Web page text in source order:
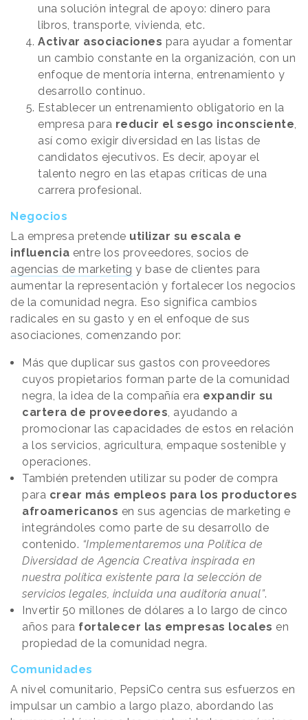
una solución integral de apoyo: dinero para
libros, transporte, vivienda, etc.
Activar asociaciones para ayudar a fomentar
un cambio constante en la organización, con un
enfoque de mentoría interna, entrenamiento y
desarrollo continuo.
Establecer un entrenamiento obligatorio en la
empresa para reducir el sesgo inconsciente,
así como exigir diversidad en las listas de
candidatos ejecutivos. Es decir, apoyar el
talento negro en las etapas críticas de una
carrera profesional.
Negocios
La empresa pretende utilizar su escala e
influencia entre los proveedores, socios de
agencias de marketing y base de clientes para
aumentar la representación y fortalecer los negocios
de la comunidad negra. Eso significa cambios
radicales en su gasto y en el enfoque de sus
asociaciones, comenzando por:
Más que duplicar sus gastos con proveedores
cuyos propietarios forman parte de la comunidad
negra, la idea de la compañía era expandir su
cartera de proveedores, ayudando a
promocionar las capacidades de estos en relación
a los servicios, agricultura, empaque sostenible y
operaciones.
También pretenden utilizar su poder de compra
para crear más empleos para los productores
afroamericanos en sus agencias de marketing e
integrándoles como parte de su desarrollo de
contenido. “Implementaremos una Política de
Diversidad de Agencia Creativa inspirada en
nuestra política existente para la selección de
servicios legales, incluida una auditoría anual”.
Invertir 50 millones de dólares a lo largo de cinco
años para fortalecer las empresas locales en
propiedad de la comunidad negra.
Comunidades
A nivel comunitario, PepsiCo centra sus esfuerzos en
impulsar un cambio a largo plazo, abordando las